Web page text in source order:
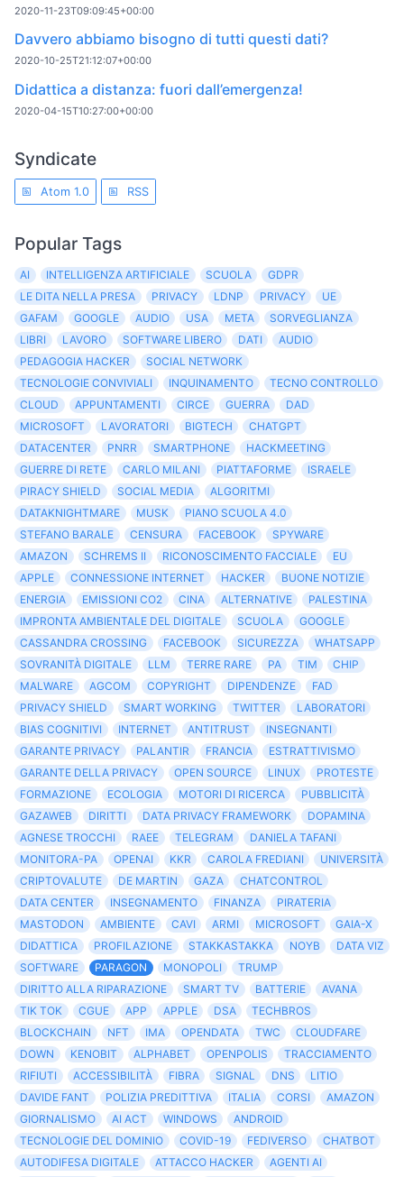
2020-11-23T09:09:45+00:00
Davvero abbiamo bisogno di tutti questi dati?
2020-10-25T21:12:07+00:00
Didattica a distanza: fuori dall’emergenza!
2020-04-15T10:27:00+00:00
Syndicate
Atom 1.0 RSS
Popular Tags
AI INTELLIGENZA ARTIFICIALE SCUOLA
GDPR
LE DITA NELLA PRESA
PRIVACY LDNP PRIVACY
UE
GAFAM
GOOGLE AUDIO USA META
SORVEGLIANZA
LIBRI
LAVORO SOFTWARE LIBERO DATI
AUDIO
PEDAGOGIA HACKER
SOCIAL NETWORK
TECNOLOGIE CONVIVIALI
INQUINAMENTO
TECNO CONTROLLO
CLOUD
APPUNTAMENTI CIRCE GUERRA
DAD
MICROSOFT
LAVORATORI BIGTECH
CHATGPT
DATACENTER
PNRR SMARTPHONE
HACKMEETING
GUERRE DI RETE
CARLO MILANI PIATTAFORME
ISRAELE
PIRACY SHIELD
SOCIAL MEDIA
ALGORITMI
DATAKNIGHTMARE
MUSK
PIANO SCUOLA 4.0
STEFANO BARALE
CENSURA FACEBOOK
SPYWARE
AMAZON
SCHREMS II RICONOSCIMENTO FACCIALE
EU
APPLE
CONNESSIONE INTERNET HACKER
BUONE NOTIZIE
ENERGIA
EMISSIONI CO2 CINA ALTERNATIVE
PALESTINA
IMPRONTA AMBIENTALE DEL DIGITALE
SCUOLA
GOOGLE
CASSANDRA CROSSING
FACEBOOK SICUREZZA
WHATSAPP
SOVRANITÀ DIGITALE
LLM TERRE RARE PA TIM
CHIP
MALWARE
AGCOM COPYRIGHT DIPENDENZE
FAD
PRIVACY SHIELD
SMART WORKING TWITTER
LABORATORI
BIAS COGNITIVI
INTERNET ANTITRUST
INSEGNANTI
GARANTE PRIVACY
PALANTIR FRANCIA
ESTRATTIVISMO
GARANTE DELLA PRIVACY
OPEN SOURCE LINUX
PROTESTE
FORMAZIONE
ECOLOGIA MOTORI DI RICERCA
PUBBLICITÀ
GAZAWEB
DIRITTI DATA PRIVACY FRAMEWORK
DOPAMINA
AGNESE TROCCHI
RAEE TELEGRAM
DANIELA TAFANI
MONITORA-PA
OPENAI KKR CAROLA FREDIANI
UNIVERSITÀ
CRIPTOVALUTE
DE MARTIN GAZA
CHATCONTROL
DATA CENTER
INSEGNAMENTO FINANZA
PIRATERIA
MASTODON
AMBIENTE CAVI ARMI MICROSOFT
GAIA-X
DIDATTICA
PROFILAZIONE STAKKASTAKKA NOYB
DATA VIZ
SOFTWARE
PARAGON MONOPOLI
TRUMP
DIRITTO ALLA RIPARAZIONE
SMART TV BATTERIE
AVANA
TIK TOK
CGUE APP APPLE DSA
TECHBROS
BLOCKCHAIN
NFT IMA OPENDATA TWC
CLOUDFARE
DOWN
KENOBIT ALPHABET OPENPOLIS
TRACCIAMENTO
RIFIUTI
ACCESSIBILITÀ FIBRA SIGNAL DNS
LITIO
DAVIDE FANT
POLIZIA PREDITTIVA ITALIA CORSI
AMAZON
GIORNALISMO
AI ACT WINDOWS
ANDROID
TECNOLOGIE DEL DOMINIO
COVID-19 FEDIVERSO
CHATBOT
AUTODIFESA DIGITALE
ATTACCO HACKER
AGENTI AI